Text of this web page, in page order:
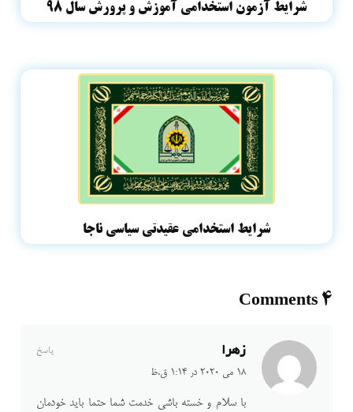
شرایط آزمون استخدامی آموزش و پرورش سال ۹۸
شرایط استخدامی عقیدتی سیاسی ناجا
4 Comments
زهرا
18 می 2020 در 1:14 ق.ظ
پاسخ
با سلام و خسته باشی خدمت شما حتما باید خودمان